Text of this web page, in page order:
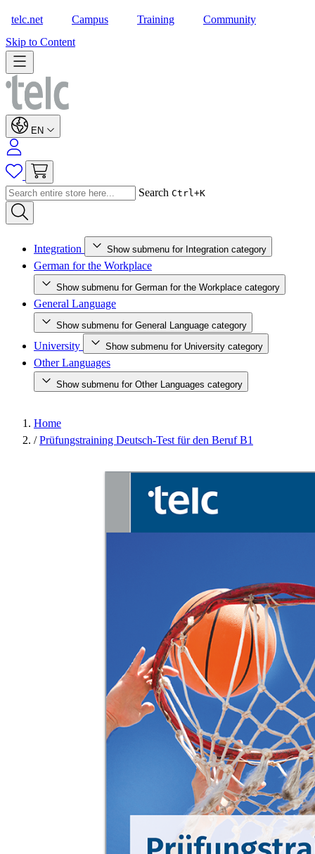
telc.net Campus Training Community
Skip to Content
EN
Search Ctrl+K
Integration Show submenu for Integration category
German for the Workplace
Show submenu for German for the Workplace category
General Language
Show submenu for General Language category
University Show submenu for University category
Other Languages
Show submenu for Other Languages category
Home
/ Prüfungstraining Deutsch-Test für den Beruf B1